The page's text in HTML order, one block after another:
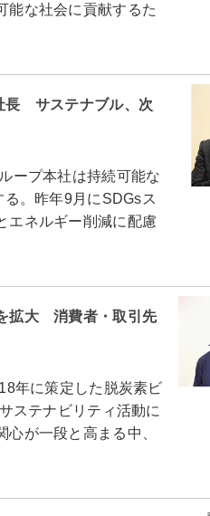
能な社会に貢献するた
長 サステナブル、次
プ本社は持続可能な
。昨年9月にSDGsス
エネルギー削減に配慮
拡大 消費者・取引先
年に策定した脱炭素ビ
ステナビリティ活動に
が一段と高まる中、